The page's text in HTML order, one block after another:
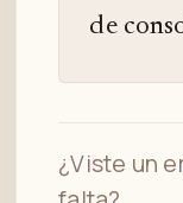
de
¿Viste un